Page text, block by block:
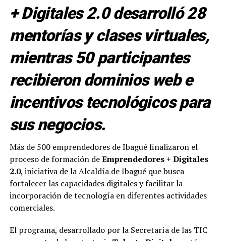
+ Digitales 2.0 desarrolló 28
mentorías y clases virtuales,
mientras 50 participantes
recibieron dominios web e
incentivos tecnológicos para
sus negocios.
Más de 500 emprendedores de Ibagué finalizaron el
proceso de formación deEmprendedores + Digitales
2.0, iniciativa de la Alcaldía de Ibagué que busca
fortalecer las capacidades digitales y facilitar la
incorporación de tecnología en diferentes actividades
comerciales.
El programa, desarrollado por la Secretaría de las TIC